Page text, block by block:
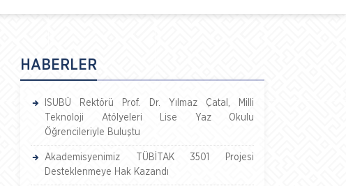
HABERLER
ISUBÜ Rektörü Prof. Dr. Yılmaz Çatal, Milli
Teknoloji Atölyeleri Lise Yaz Okulu
Öğrencileriyle Buluştu
Akademisyenimiz TÜBİTAK 3501 Projesi
Desteklenmeye Hak Kazandı